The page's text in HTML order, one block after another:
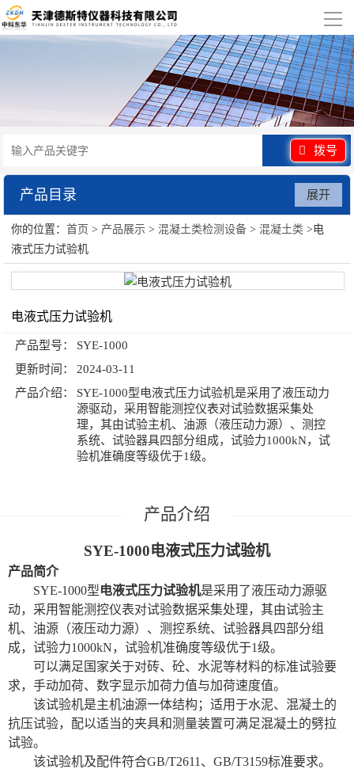
导
航
产品展示
行业应用
视频展示
资讯中心
联系我们
拨号
产品目录
混凝土类检测设备
展开
你的位置：首页 > 产品展示 > 混凝土类检测设备 > 混凝土类 >电
液式压力试验机
电液式压力试验机
产品型号：
SYE-1000
更新时间：
2024-03-11
产品介绍：
SYE-1000型电液式压力试验机是采用了液压动力
源驱动，采用智能测控仪表对试验数据采集处
理，其由试验主机、油源（液压动力源）、测控
系统、试验器具四部分组成，试验力1000kN，试
验机准确度等级优于1级。
SYE-1000电液式压力试验机
产品简介
SYE-1000型电液式压力试验机是采用了液压动力源驱
动，采用智能测控仪表对试验数据采集处理，其由试验主
机、油源（液压动力源）、测控系统、试验器具四部分组
成，试验力1000kN，试验机准确度等级优于1级。
可以满足国家关于对砖、砼、水泥等材料的标准试验要
求，手动加荷、数字显示加荷力值与加荷速度值。
该试验机是主机油源一体结构；适用于水泥、混凝土的
抗压试验，配以适当的夹具和测量装置可满足混凝土的劈拉
试验。
该试验机及配件符合GB/T2611、GB/T3159标准要求。